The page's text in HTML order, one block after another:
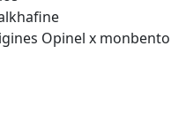
Opinel x monbento